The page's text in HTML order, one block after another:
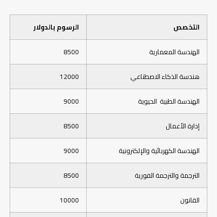
التخصص
الرسوم بالدولار
الهندسة المعمارية
8500
هندسة الذكاء الاصطناعي
12000
الهندسة الطبية الحيوية
9000
إدارة الأعمال
8500
الهندسة الكهربائية والإلكترونية
9000
الترجمة والترجمة الفورية
8500
القانون
10000